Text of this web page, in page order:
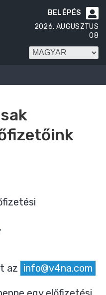

BELÉPÉS
2026. AUGUSZTUS
08
az info@v4na.com